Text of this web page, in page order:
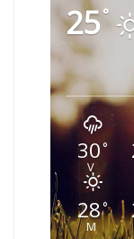
25°
30°
V
28°
M